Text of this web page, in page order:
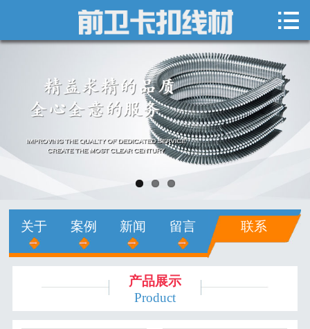
 网站首页
关于我们
新闻中心
产品展示
销售网络
在线留言
联系我们

关于 案例 新闻 留言 联系
产品展示
Product